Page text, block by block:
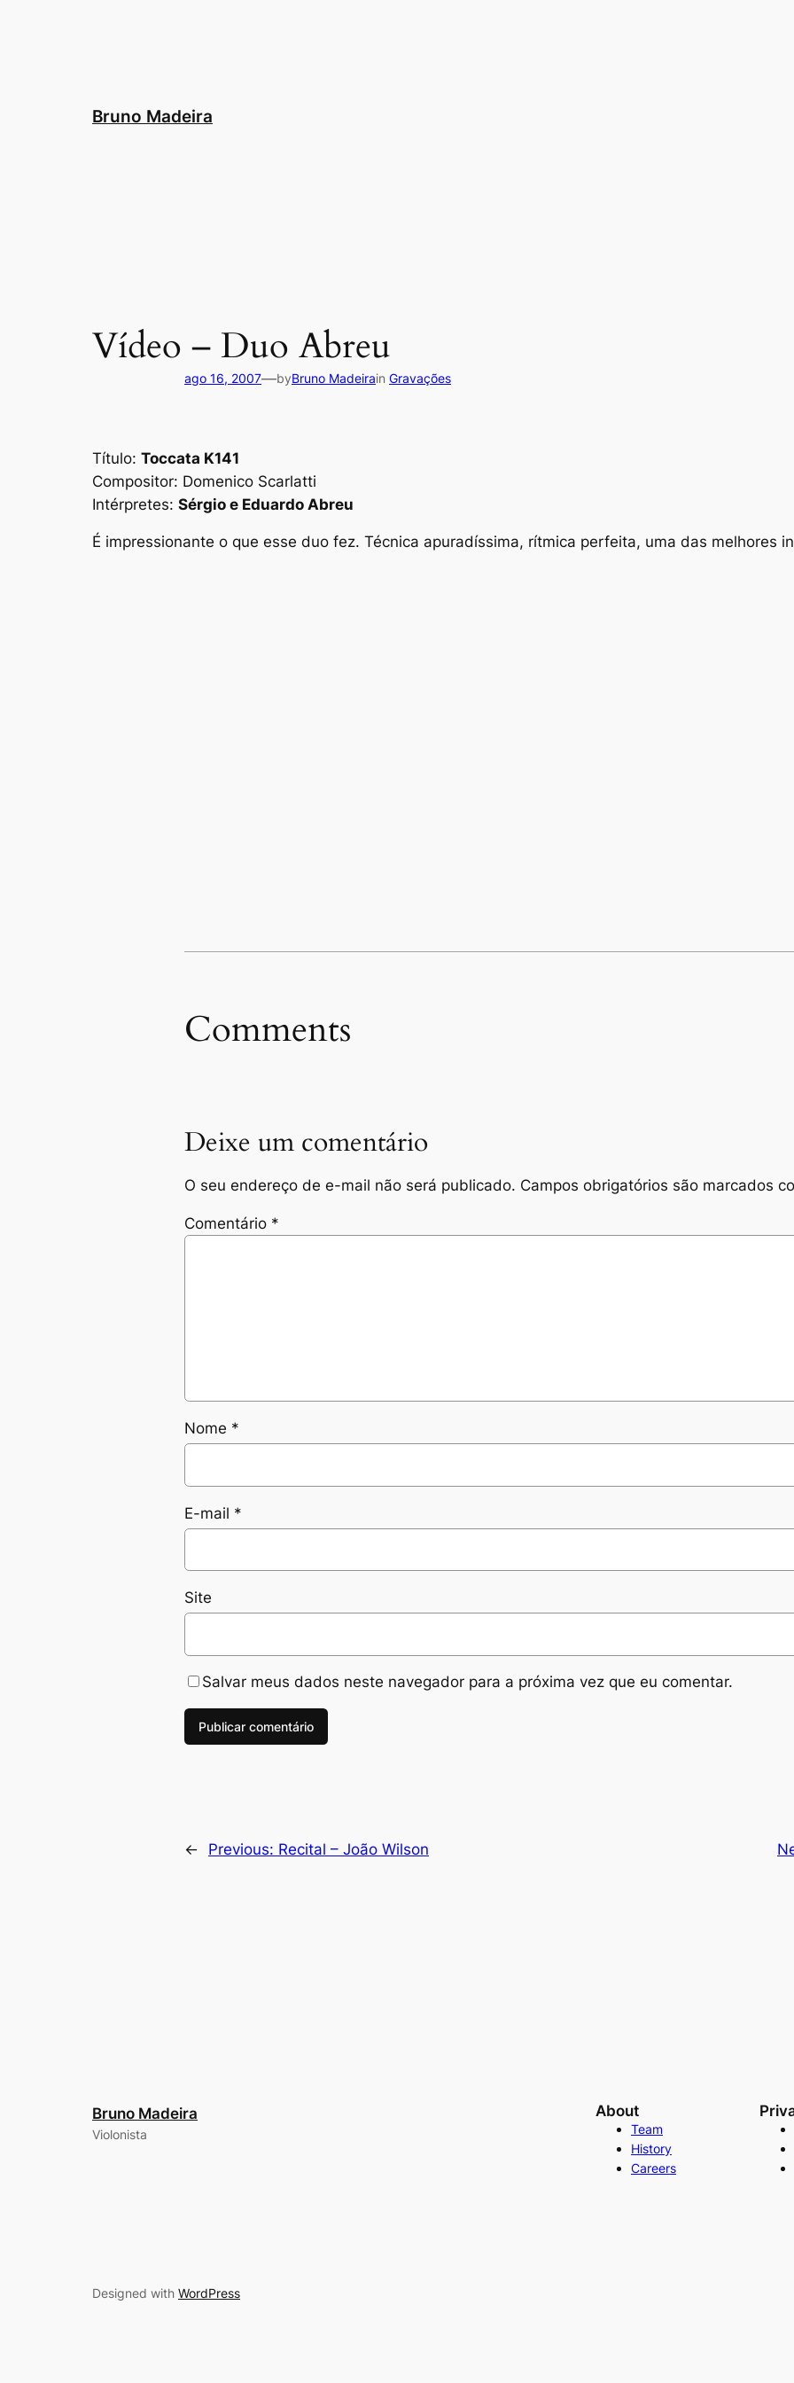
Bruno Madeira
Vídeo – Duo Abreu
ago 16, 2007—byBruno Madeirain Gravações
Título: Toccata K141
Compositor: Domenico Scarlatti
Intérpretes: Sérgio e Eduardo Abreu
É impressionante o que esse duo fez. Técnica apuradíssima, rítmica perfeita, uma das melhores
Comments
Deixe um comentário
O seu endereço de e-mail não será publicado. Campos obrigatórios são marcados
Comentário *
Nome *
E-mail *
Site
Salvar meus dados neste navegador para a próxima vez que eu comentar.
← Previous: Recital – João Wilson
Bruno Madeira
Violonista
About
Team
History
Careers
Designed with WordPress